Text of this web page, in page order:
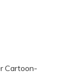
Cartoon-